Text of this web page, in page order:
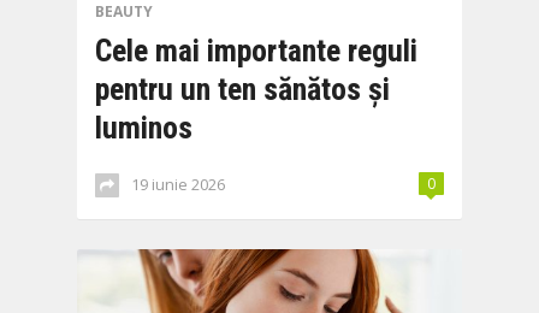
BEAUTY
Cele mai importante reguli
pentru un ten sănătos și
luminos
19 iunie 2026 0